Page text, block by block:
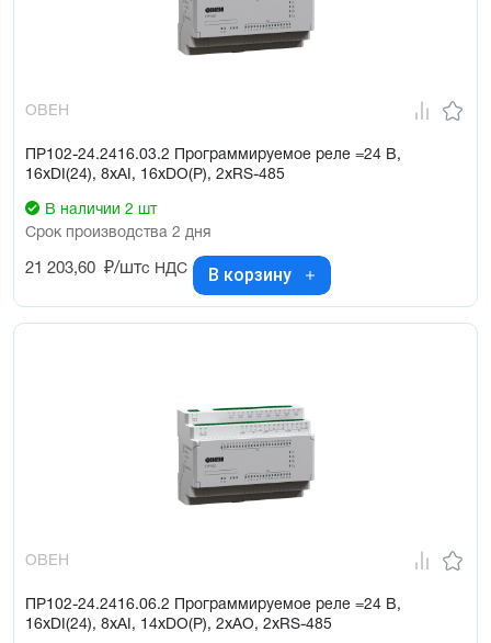
Увеличение каналов ввода/вывода до 72 шт. с помощью
программировании)
ОВЕН
ПР102-24.2416.03.2 Программируемое реле =24 В,
16хDI(24), 8хAI, 16хDO(Р), 2хRS-485
В наличии 2 шт
Срок производства 2 дня
21 203,60 ₽/штс НДС В корзину
ОВЕН
ПР102-24.2416.06.2 Программируемое реле =24 В,
16хDI(24), 8хAI, 14хDO(Р), 2хAO, 2хRS-485